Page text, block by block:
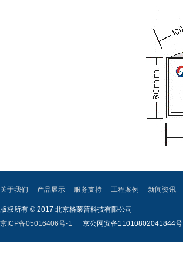
关于我们 产品展示 服务支持 工程案例 新闻资讯
版权所有 © 2017 北京格莱普科技有限公司
京ICP备05016406号-1
京公网安备11010802041844号